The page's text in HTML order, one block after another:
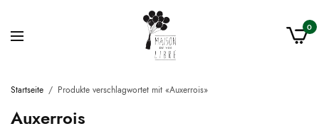
0
Startseite / Produkte verschlagwortet mit «Auxerrois»
Auxerrois